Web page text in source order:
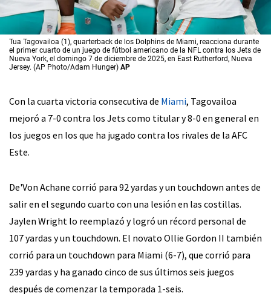
Tua Tagovailoa (1), quarterback de los Dolphins de Miami, reacciona durante
el primer cuarto de un juego de fútbol americano de la NFL contra los Jets de
Nueva York, el domingo 7 de diciembre de 2025, en East Rutherford, Nueva
Jersey. (AP Photo/Adam Hunger) AP
Con la cuarta victoria consecutiva de Miami, Tagovailoa
mejoró a 7-0 contra los Jets como titular y 8-0 en general en
los juegos en los que ha jugado contra los rivales de la AFC
Este.
De'Von Achane corrió para 92 yardas y un touchdown antes de
salir en el segundo cuarto con una lesión en las costillas.
Jaylen Wright lo reemplazó y logró un récord personal de
107 yardas y un touchdown. El novato Ollie Gordon II también
corrió para un touchdown para Miami (6-7), que corrió para
239 yardas y ha ganado cinco de sus últimos seis juegos
después de comenzar la temporada 1-seis.